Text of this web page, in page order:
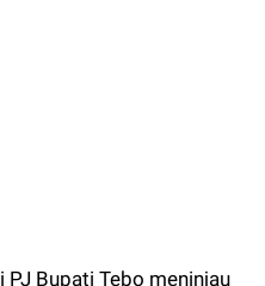
Bupati Tebo meninjau